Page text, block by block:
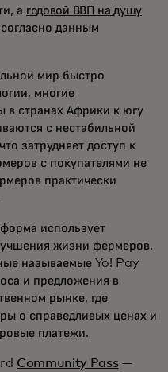
а годовой ВВП на душу
данным
мир быстро
многие
в странах Африки к югу
с нестабильной
затрудняет доступ к
с покупателями не
практически
использует
жизни фермеров.
называемые Yo! Pay
и предложения в
рынке, где
о справедливых ценах и
платежи.
Community Pass—